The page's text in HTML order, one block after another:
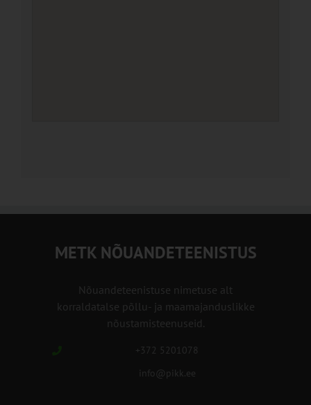
METK NÕUANDETEENISTUS
Nõuandeteenistuse nimetuse alt
korraldatalse põllu- ja maamajanduslikke
nõustamisteenuseid.
+372 5201078
info@pikk.ee